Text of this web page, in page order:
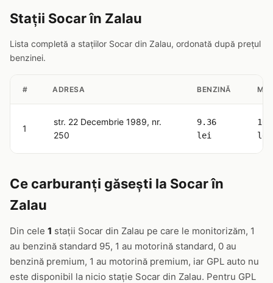
Stații Socar în Zalau
Lista completă a stațiilor Socar din Zalau, ordonată după prețul
benzinei.
# ADRESA BENZINĂ
1
str. 22 Decembrie 1989, nr.
250
9.36
lei
lei
Ce carburanți găsești la Socar în
Zalau
Din cele 1 stații Socar din Zalau pe care le monitorizăm, 1
au benzină standard 95, 1 au motorină standard, 0 au
benzină premium, 1 au motorină premium, iar GPL auto nu
este disponibil la nicio stație Socar din Zalau. Pentru GPL